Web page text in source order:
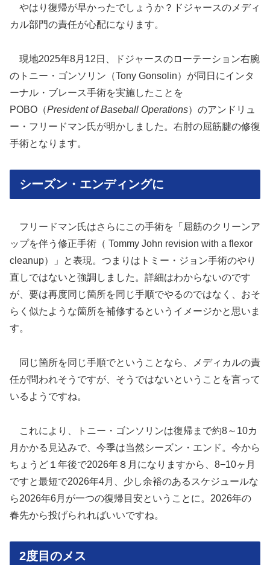
やはり復帰が早かったでしょうか？ドジャースのメディ
カル部門の責任が心配になります。
現地2025年8月12日、ドジャースのローテーション右腕
のトニー・ゴンソリン（Tony Gonsolin）が同日にインタ
ーナル・ブレース手術を実施したことを
POBO（President of Baseball Operations）のアンドリュ
ー・フリードマン氏が明かしました。右肘の屈筋腱の修復
手術となります。
シーズン・エンディングに
フリードマン氏はさらにこの手術を「屈筋のクリーンア
ップを伴う修正手術（ Tommy John revision with a flexor
cleanup）」と表現。つまりはトミー・ジョン手術のやり
直しではないと強調しました。詳細はわからないのです
が、要は再度同じ箇所を同じ手順でやるのではなく、おそ
らく似たような箇所を補修するというイメージかと思いま
す。
同じ箇所を同じ手順でということなら、メディカルの責
任が問われそうですが、そうではないということを言って
いるようですね。
これにより、トニー・ゴンソリンは復帰まで約8～10カ
月かかる見込みで、今季は当然シーズン・エンド。今から
ちょうど１年後で2026年８月になりますから、8−10ヶ月
ですと最短で2026年4月、少し余裕のあるスケジュールな
ら2026年6月が一つの復帰目安ということに。2026年の
春先から投げられればいいですね。
2度目のメス